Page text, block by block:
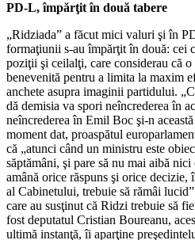
PD-L, împărţit în două tabere
„Ridziada” a făcut mici valuri şi în
formaţiunii s-au împărţit în două: cei
poziţii şi ceilalţi, care considerau că
benevenită pentru a limita la maxim
anchete asupra imaginii partidului.
dă demisia va spori neîncrederea în
neîncrederea în Emil Boc şi-n
moment dat, proaspătul
că „atunci când un ministru este
săptămâni, şi pare să nu mai aibă nici
amână orice răspuns şi orice decizie,
al Cabinetului, trebuie să rămâi
care au susţinut că Ridzi trebuie să
fost deputatul Cristian Boureanu,
ultimă instanţă, îi aparţine